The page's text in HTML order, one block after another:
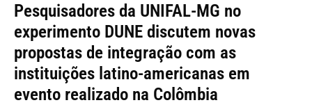
Pesquisadores da UNIFAL-MG no
experimento DUNE discutem novas
propostas de integração com as
instituições latino-americanas em
evento realizado na Colômbia